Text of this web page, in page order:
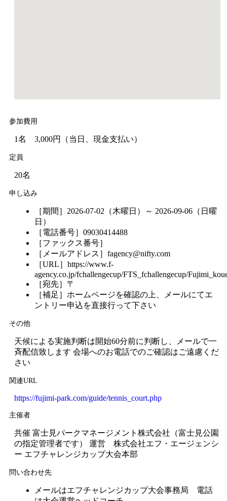
参加費用
1名 3,000円（当日、現金支払い）
定員
20名
申し込み
［期間］2026-07-02（木曜日）～ 2026-09-06（日曜
日）
［電話番号］09030414488
［ファックス番号］
［メールアドレス］fagency@nifty.com
［URL］https://www.f-
agency.co.jp/fchallengecup/FTS_fchallengecup/
［宛先］〒
［補足］ホームページを確認の上、メールにてエ
ントリー申込を直接行って下さい
その他
天候による実施判断は開始60分前に判断し、メールで一
斉配信致します 会場へのお電話でのご確認はご遠慮くだ
さい
関連URL
https://fujimi-park.com/guide/tennis_court.php
主催者
共催 富士見パークマネージメント株式会社（富士見公園
の指定管理者です） 運営 株式会社エフ・エージェンシ
ー エフチャレンジカップ大会本部
問い合わせ先
メールはエフチャレンジカップ大会事務局 電話